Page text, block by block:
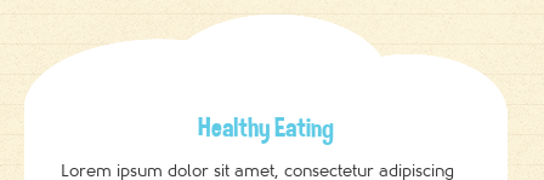
Healthy Eating
Lorem ipsum dolor sit amet, consectetur adipiscing